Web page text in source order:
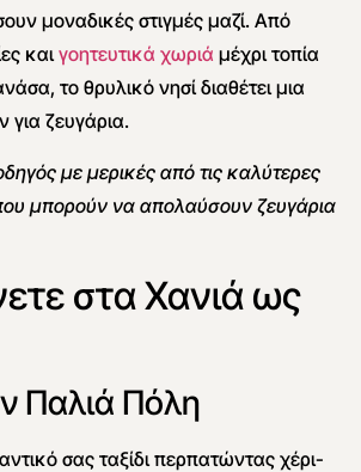
μοναδικές στιγμές μαζί. Από
καιγοητευτικά χωριά μέχρι τοπία
το θρυλικό νησί διαθέτει μια
για ζευγάρια.
με μερικές από τις καλύτερες
μπορούν να απολαύσουν ζευγάρια
στα Χανιά ως
Παλιά Πόλη
σας ταξίδι περπατώντας χέρι-